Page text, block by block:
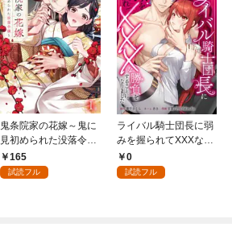
鬼条院家の花嫁～鬼に
見初められた没落令嬢
～１165
試読フル
ライバル騎士団長に弱
みを握られてXXXな勝
負をすることになりま
した第1話
0
試読フル